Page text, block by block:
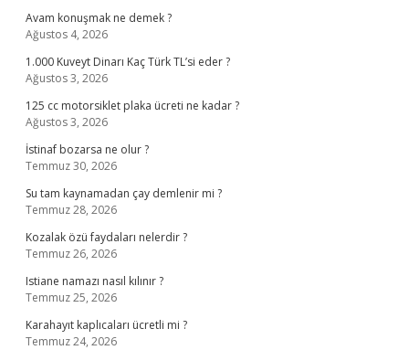
Avam konuşmak ne demek ?
Ağustos 4, 2026
1.000 Kuveyt Dinarı Kaç Türk TL’si eder ?
Ağustos 3, 2026
125 cc motorsiklet plaka ücreti ne kadar ?
Ağustos 3, 2026
İstinaf bozarsa ne olur ?
Temmuz 30, 2026
Su tam kaynamadan çay demlenir mi ?
Temmuz 28, 2026
Kozalak özü faydaları nelerdir ?
Temmuz 26, 2026
Istiane namazı nasıl kılınır ?
Temmuz 25, 2026
Karahayıt kaplıcaları ücretli mi ?
Temmuz 24, 2026